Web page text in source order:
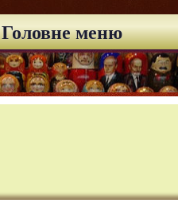
Головне меню